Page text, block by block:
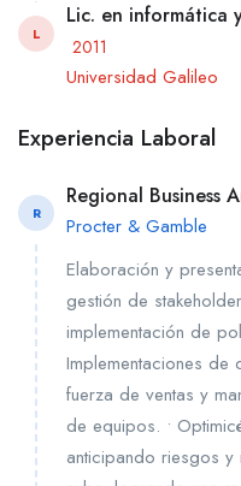
L
Lic. en informática
2011
Universidad Galileo
Experiencia Laboral
R
Regional Business
Procter & Gamble
Elaboración y
gestión de
implementación de
Implementaciones de
fuerza de ventas y
de equipos. •
anticipando riesgos